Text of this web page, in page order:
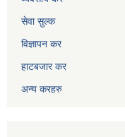
सेवा सुल्क
विज्ञापन कर
हाटबजार कर
अन्य करहरु